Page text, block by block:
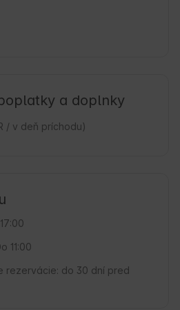
a doplnky
/ v deň príchodu)
11:00
rezervácie: do 30 dní pred